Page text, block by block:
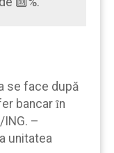
se face după
bancar ȋn
–
unitatea